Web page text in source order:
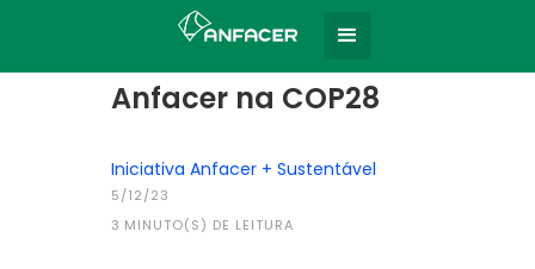
Todas as notícias
Anfacer na COP28
Iniciativa Anfacer + Sustentável
5/12/23
3 MINUTO(S) DE LEITURA